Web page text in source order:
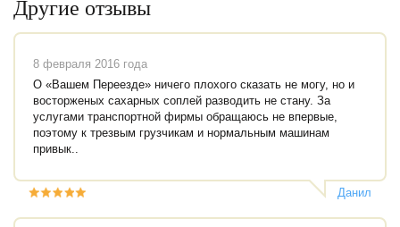
Другие отзывы
8 февраля 2016 года
О «Вашем Переезде» ничего плохого сказать не могу, но и
восторженых сахарных соплей разводить не стану. За
услугами транспортной фирмы обращаюсь не впервые,
поэтому к трезвым грузчикам и нормальным машинам
привык..
Данил